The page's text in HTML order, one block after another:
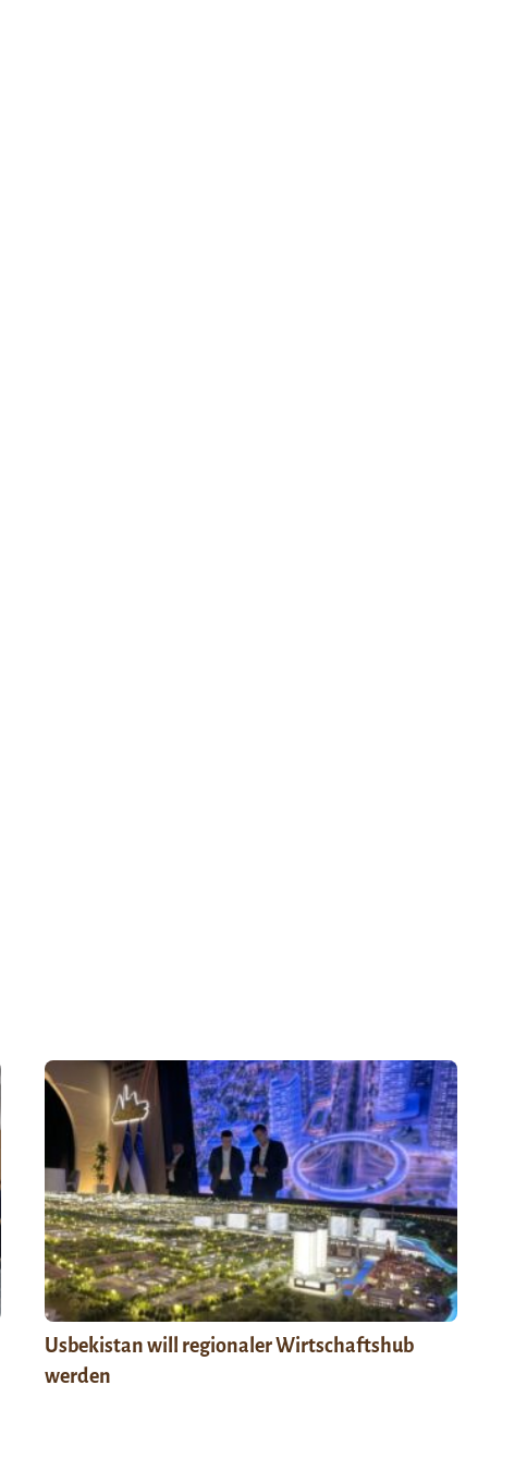
Usbekistan will regionaler Wirtschaftshub
werden